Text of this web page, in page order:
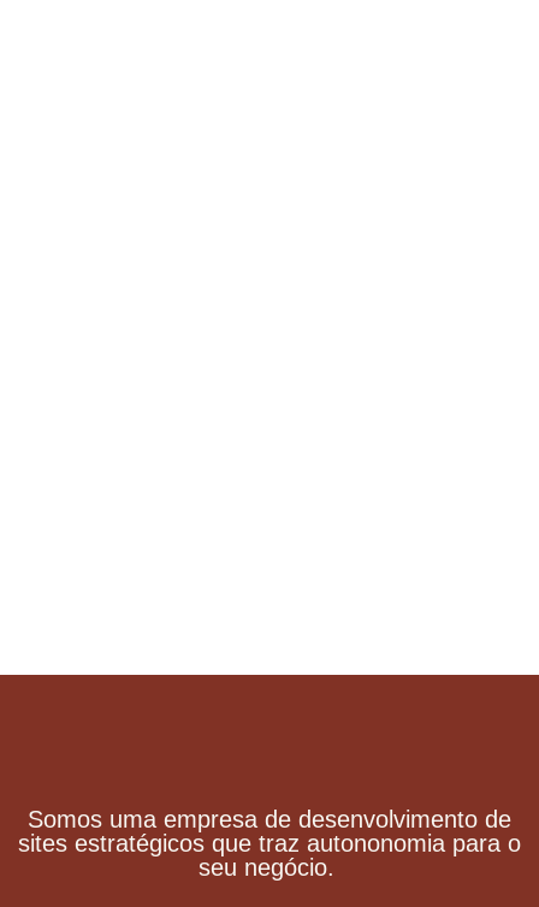
Somos uma empresa de desenvolvimento de
sites estratégicos que traz autononomia para o
seu negócio.